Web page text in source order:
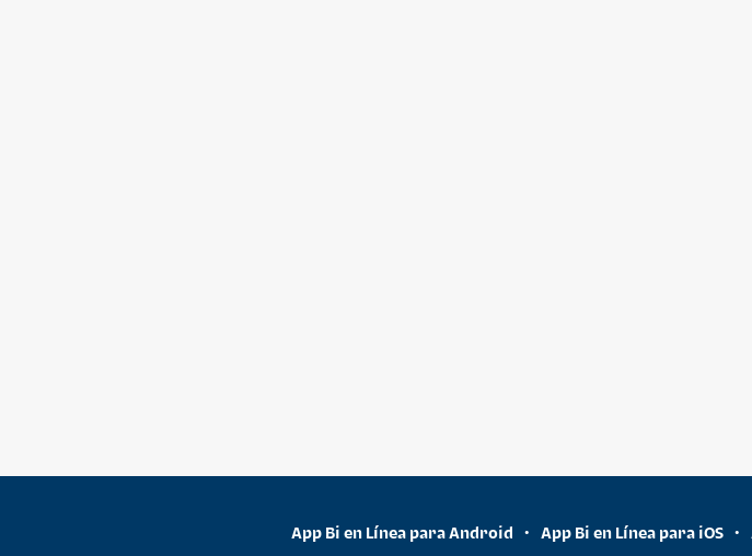
App Bi en Línea para Android • App Bi en Línea para iOS •